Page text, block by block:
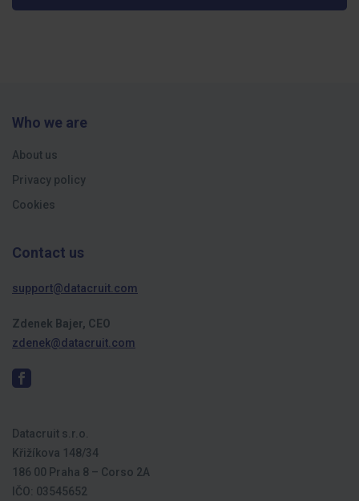
Who we are
About us
Privacy policy
Cookies
Contact us
support@datacruit.com
Zdenek Bajer, CEO
zdenek@datacruit.com
Datacruit s.r.o.
Křižíkova 148/34
186 00 Praha 8 – Corso 2A
IČO: 03545652